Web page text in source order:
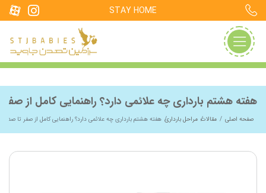
STAY HOME
هفته هشتم بارداری چه علائمی دارد؟ راهنمایی کامل از
صفحه اصلی مقالات مراحل بارداری هفته هشتم بارداری چه علائمی دارد؟ راهنمایی کامل از صفر تا صد